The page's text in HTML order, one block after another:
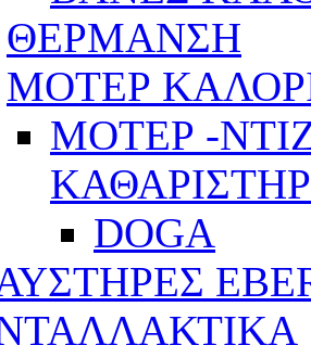
ΘΕΡΜΑΝΣΗ
ΜΟΤΕΡ
ΜΟΤΕΡ -
DOGA